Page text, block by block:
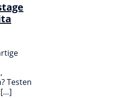
Testen
[…]